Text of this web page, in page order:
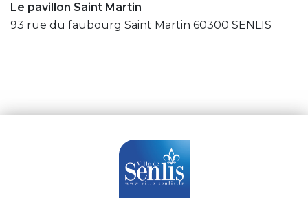
Le pavillon Saint Martin
93 rue du faubourg Saint Martin 60300 SENLIS